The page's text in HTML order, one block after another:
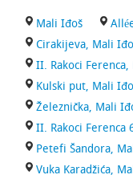
Mali Iđoš
Cirakijeva, Mali
II. Rakoci
Kulski put, Mali
Železnička, Mali
II. Rakoci Ferenca
Petefi Šandora,
Vuka Karadžića,